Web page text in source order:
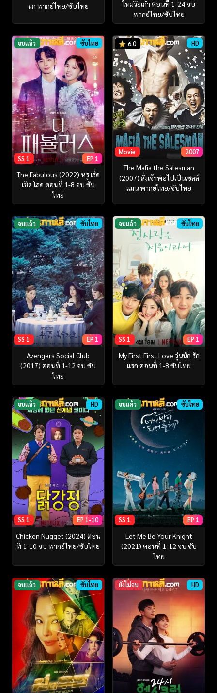
ฉก พากย์ไทย/ซับไทย
ใหม่วัยเก๋า ตอนที่ 1-24 จบ
พากย์ไทย/ซับไทย
จบแล้ว ซับไทย
SS 1 EP 1
The Fabulous (2022) หรู เริ่ด
เชิด โสด ตอนที่ 1-8 จบ ซับ
ไทย
6.0 HD
Movie 2007
The Mafia the Salesman
(2007) สั่งเจ้าพ่อไปเป็นเซลล์
แมน พากย์ไทย/ซับไทย
จบแล้ว ซับไทย
SS 1 EP 1
Avengers Social Club
(2017) ตอนที่ 1-12 จบ ซับ
ไทย
จบแล้ว ซับไทย
SS 1 EP 1
My First First Love วุ่นนัก รัก
แรก ตอนที่ 1-8 ซับไทย
จบแล้ว HD
SS 1 EP 1-10
Chicken Nugget (2024) ตอน
ที่ 1-10 จบ พากย์ไทย/ซับไทย
จบแล้ว ซับไทย
SS 1 EP 1
Let Me Be Your Knight
(2021) ตอนที่ 1-12 จบ ซับ
ไทย
จบแล้ว ซับไทย ยังไม่จบ HD